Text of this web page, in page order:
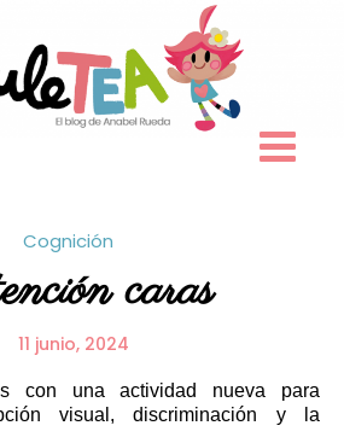
Cognición
caras
11 junio, 2024
con una actividad nueva para
visual, discriminación y la